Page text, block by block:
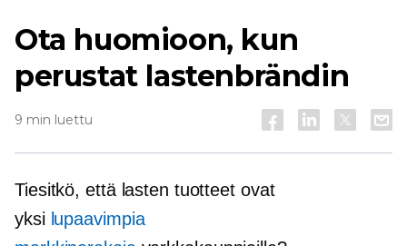
Ota huomioon, kun
perustat lastenbrändin
9 min luettu
Tiesitkö, että lasten tuotteet ovat
yksi lupaavimpia